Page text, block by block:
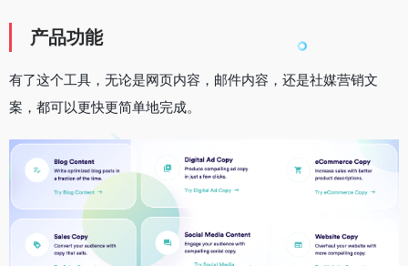
产品功能
有了这个工具，无论是网页内容，邮件内容，还是社媒营销文
案，都可以更快更简单地完成。